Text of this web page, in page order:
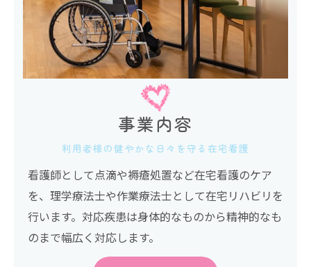
事業内容
利用者様の健やかな日々を守る在宅看護
看護師として点滴や褥瘡処置など在宅看護のケア
を、理学療法士や作業療法士として在宅リハビリを
行います。対応疾患は身体的なものから精神的なも
のまで幅広く対応します。